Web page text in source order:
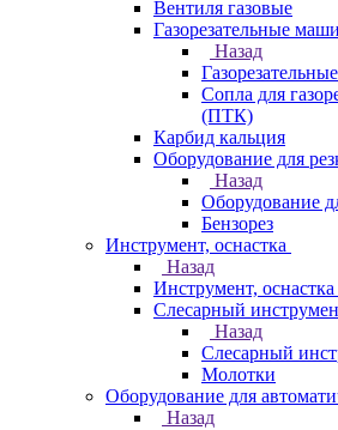
Вентиля газовые
Газорезательные
Назад
Сопла для
(ПТК)
Карбид кальция
Оборудование для
Назад
Оборудование
Бензорез
Инструмент, оснастка
Назад
Инструмент, оснастка
Слесарный
Назад
Слесарный
Молотки
Оборудование для
Назад